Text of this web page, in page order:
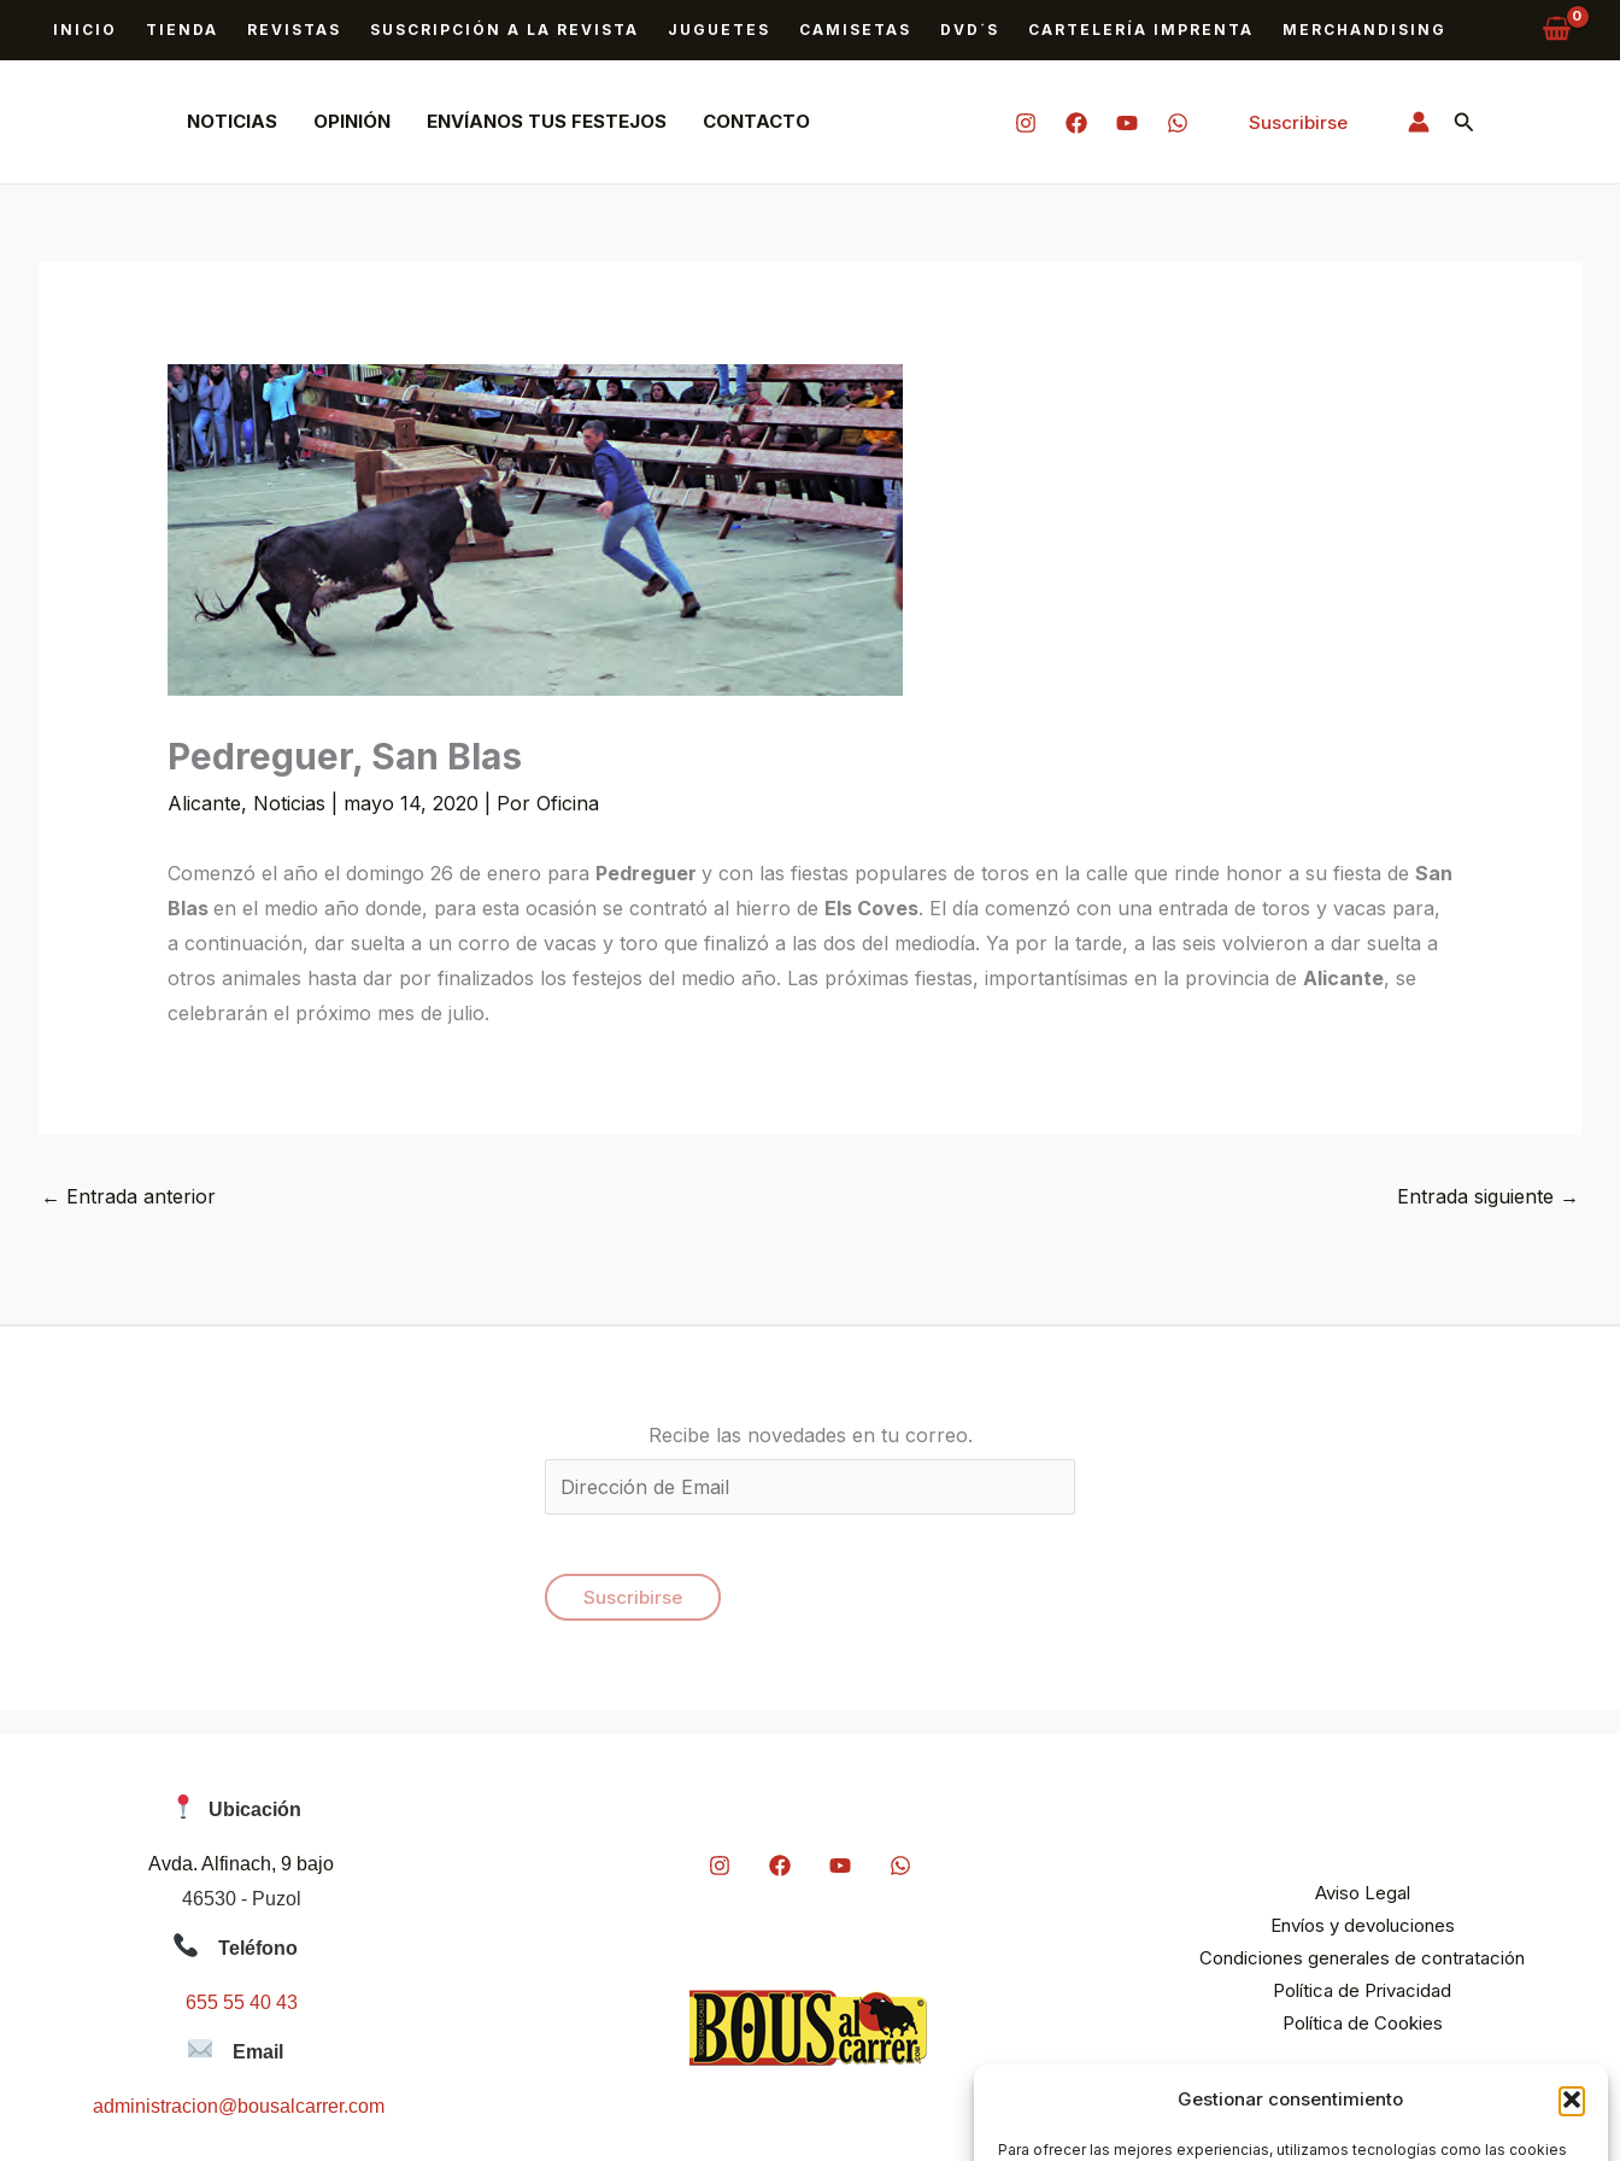
Gestionar consentimiento
Para ofrecer las mejores experiencias, utilizamos tecnologías como las cookies
INICIO TIENDA REVISTAS SUSCRIPCIÓN A LA REVISTA JUGUETES CAMISETAS DVD´S CARTELERÍA IMPRENTA MERCHANDISING
NOTICIAS OPINIÓN ENVÍANOS TUS FESTEJOS CONTACTO Suscribirse Buscar
Pedreguer, San Blas
Alicante, Noticias mayo 14, 2020 | Por Oficina
Comenzó el año el domingo 26 de enero para Pedreguer y con las fiestas populares de toros en la calle que rinde honor a su fiesta de San
Blas en el medio año donde, para esta ocasión se contrató al hierro de Els Coves. El día comenzó con una entrada de toros y vacas para,
a continuación, dar suelta a un corro de vacas y toro que finalizó a las dos del mediodía. Ya por la tarde, a las seis volvieron a dar suelta a
otros animales hasta dar por finalizados los festejos del medio año. Las próximas fiestas, importantísimas en la provincia de Alicante, se
celebrarán el próximo mes de julio.
← Entrada anterior Entrada siguiente →
Recibe las novedades en tu correo.
m
i
l
Suscribirse
Ubicación
Avda. Alfinach, 9 bajo
46530 - Puzol
Teléfono
655 55 40 43
Email
administracion@bousalcarrer.com
Aviso Legal
Envíos y devoluciones
Condiciones generales de contratación
Política de Privacidad
Política de Cookies